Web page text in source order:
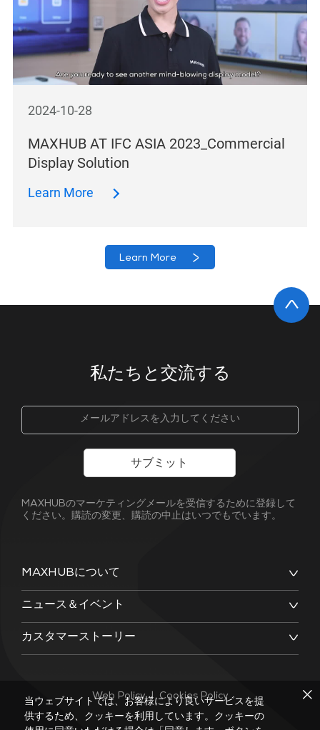
2024-10-28
MAXHUB AT IFC ASIA 2023_Commercial
Display Solution
Learn More
Learn More
私たちと交流する
MAXHUBについて
ニュース＆イベント
カスタマーストーリー
サブミット
MAXHUBのマーケティングメールを受信するために登録して
ください。購読の変更、購読の中止はいつでもでいます。
Web Policy | Cookies Policy
当ウェブサイトでは、お客様により良いサービスを提
供するため、クッキーを利用しています。クッキーの